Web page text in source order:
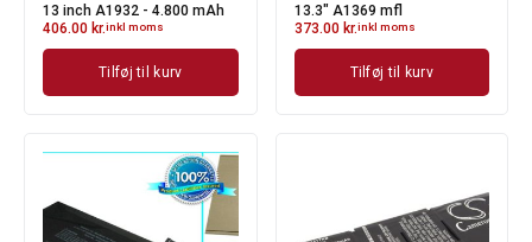
13 inch A1932 - 4.800 mAh
406.00 kr.inkl moms
Tilføj til kurv
13.3" A1369 mfl
373.00 kr.inkl moms
Tilføj til kurv